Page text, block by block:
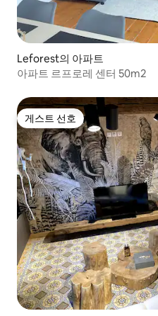
Leforest의 아파트
아파트 르프로레 센터 50m2
게스트 선호
게스트 선호